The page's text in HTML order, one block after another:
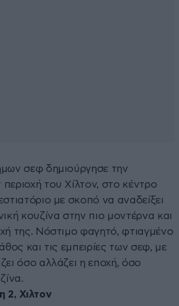
σεφ δημιούργησε την
περιοχή του Χίλτον, στο κέντρο
με σκοπό να αναδείξει
κουζίνα στην πιο μοντέρνα και
της. Νόστιμο φαγητό, φτιαγμένο
και τις εμπειρίες των σεφ, με
όσο αλλάζει η εποχή, όσο
2, Χιλτον